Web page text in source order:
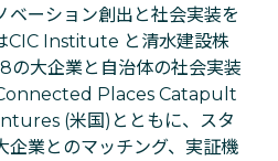
ベーション創出と社会実装を
CIC Institute と清水建設株
の大企業と自治体の社会実装
Places Catapult
(米国)とともに、スタ
企業とのマッチング、実証機